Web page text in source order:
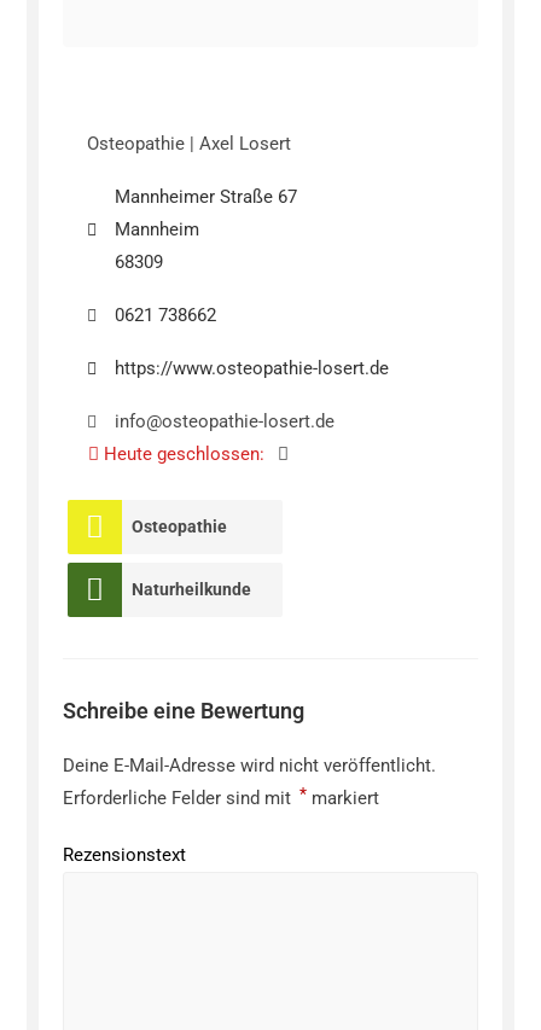
Osteopathie | Axel Losert
Mannheimer Straße 67
Mannheim
68309
0621 738662
https://www.osteopathie-losert.de
info@osteopathie-losert.de
Heute geschlossen:
Osteopathie
Naturheilkunde
Schreibe eine Bewertung
Deine E-Mail-Adresse wird nicht veröffentlicht.
Erforderliche Felder sind mit * markiert
Rezensionstext